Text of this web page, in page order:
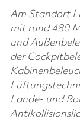
Am Standort
mit rund 480
und
der
Lande- und